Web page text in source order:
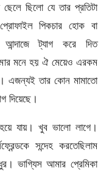
ছিলো যে তার প্রতিটা
পিকচার হোক বা
আন্দাজে ট্যাগ করে দিত
মনে হয় ঐ মেয়েও এরকম
এজন্যই তার কোন মামাতো
দিয়েছে।
যায়। খুব ভালো লাগে।
সন্দেহ করতেছিলাম
ভাগ্যিস আমার প্রেমিকা